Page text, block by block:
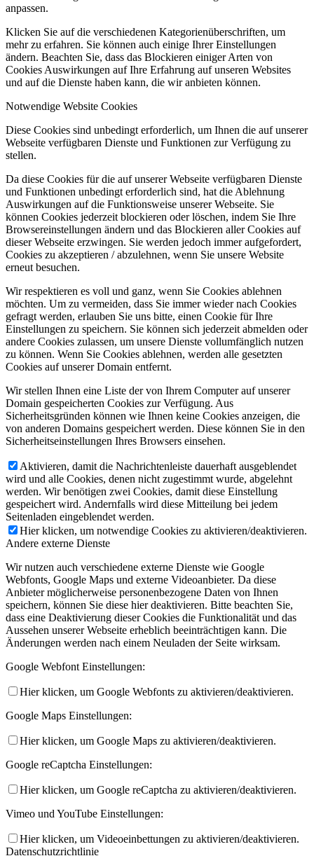
anpassen.
Klicken Sie auf die verschiedenen Kategorienüberschriften, um
mehr zu erfahren. Sie können auch einige Ihrer Einstellungen
ändern. Beachten Sie, dass das Blockieren einiger Arten von
Cookies Auswirkungen auf Ihre Erfahrung auf unseren Websites
und auf die Dienste haben kann, die wir anbieten können.
Notwendige Website Cookies
Diese Cookies sind unbedingt erforderlich, um Ihnen die auf unserer
Webseite verfügbaren Dienste und Funktionen zur Verfügung zu
stellen.
Da diese Cookies für die auf unserer Webseite verfügbaren Dienste
und Funktionen unbedingt erforderlich sind, hat die Ablehnung
Auswirkungen auf die Funktionsweise unserer Webseite. Sie
können Cookies jederzeit blockieren oder löschen, indem Sie Ihre
Browsereinstellungen ändern und das Blockieren aller Cookies auf
dieser Webseite erzwingen. Sie werden jedoch immer aufgefordert,
Cookies zu akzeptieren / abzulehnen, wenn Sie unsere Website
erneut besuchen.
Wir respektieren es voll und ganz, wenn Sie Cookies ablehnen
möchten. Um zu vermeiden, dass Sie immer wieder nach Cookies
gefragt werden, erlauben Sie uns bitte, einen Cookie für Ihre
Einstellungen zu speichern. Sie können sich jederzeit abmelden oder
andere Cookies zulassen, um unsere Dienste vollumfänglich nutzen
zu können. Wenn Sie Cookies ablehnen, werden alle gesetzten
Cookies auf unserer Domain entfernt.
Wir stellen Ihnen eine Liste der von Ihrem Computer auf unserer
Domain gespeicherten Cookies zur Verfügung. Aus
Sicherheitsgründen können wie Ihnen keine Cookies anzeigen, die
von anderen Domains gespeichert werden. Diese können Sie in den
Sicherheitseinstellungen Ihres Browsers einsehen.
Aktivieren, damit die Nachrichtenleiste dauerhaft ausgeblendet
wird und alle Cookies, denen nicht zugestimmt wurde, abgelehnt
werden. Wir benötigen zwei Cookies, damit diese Einstellung
gespeichert wird. Andernfalls wird diese Mitteilung bei jedem
Seitenladen eingeblendet werden.
Hier klicken, um notwendige Cookies zu aktivieren/deaktivieren.
Andere externe Dienste
Wir nutzen auch verschiedene externe Dienste wie Google
Webfonts, Google Maps und externe Videoanbieter. Da diese
Anbieter möglicherweise personenbezogene Daten von Ihnen
speichern, können Sie diese hier deaktivieren. Bitte beachten Sie,
dass eine Deaktivierung dieser Cookies die Funktionalität und das
Aussehen unserer Webseite erheblich beeinträchtigen kann. Die
Änderungen werden nach einem Neuladen der Seite wirksam.
Google Webfont Einstellungen:
Hier klicken, um Google Webfonts zu aktivieren/deaktivieren.
Google Maps Einstellungen:
Hier klicken, um Google Maps zu aktivieren/deaktivieren.
Google reCaptcha Einstellungen:
Hier klicken, um Google reCaptcha zu aktivieren/deaktivieren.
Vimeo und YouTube Einstellungen:
Hier klicken, um Videoeinbettungen zu aktivieren/deaktivieren.
Datenschutzrichtlinie